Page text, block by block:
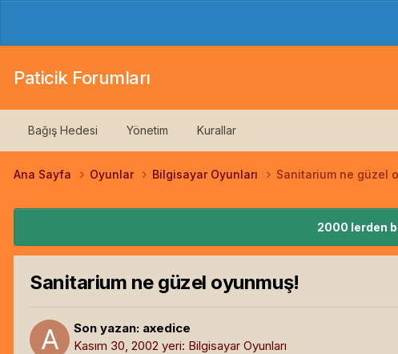
Paticik Forumları
Bağış Hedesi Yönetim Kurallar
Ana Sayfa Oyunlar Bilgisayar Oyunları Sanitarium ne güzel
2000 lerden
Sanitarium ne güzel oyunmuş!
Son yazan: axedice
Kasım 30, 2002 yeri: Bilgisayar Oyunları